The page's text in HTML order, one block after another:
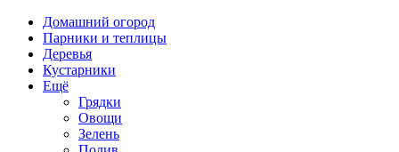
Домашний огород
Парники и теплицы
Деревья
Кустарники
Ещё
Грядки
Овощи
Зелень